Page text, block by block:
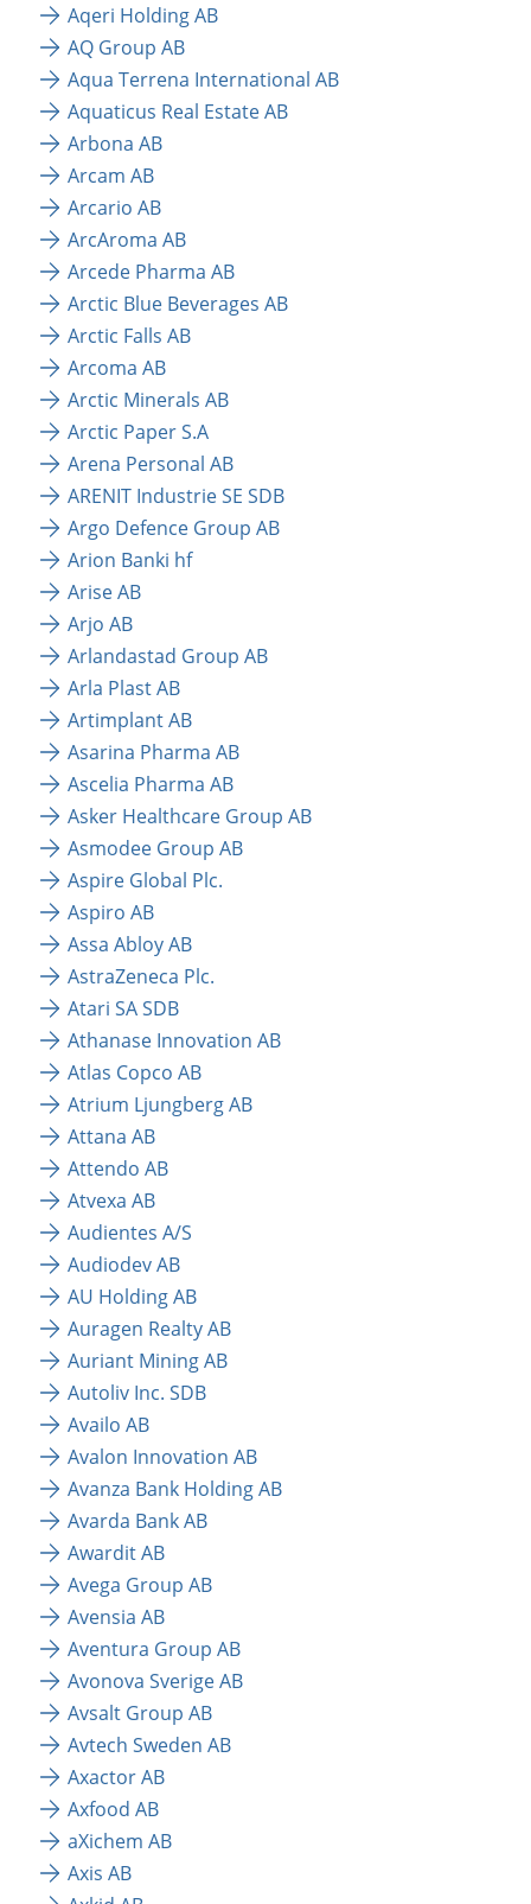
Aqeri Holding AB
AQ Group AB
Aqua Terrena International AB
Aquaticus Real Estate AB
Arbona AB
Arcam AB
Arcario AB
ArcAroma AB
Arcede Pharma AB
Arctic Blue Beverages AB
Arctic Falls AB
Arcoma AB
Arctic Minerals AB
Arctic Paper S.A
Arena Personal AB
ARENIT Industrie SE SDB
Argo Defence Group AB
Arion Banki hf
Arise AB
Arjo AB
Arlandastad Group AB
Arla Plast AB
Artimplant AB
Asarina Pharma AB
Ascelia Pharma AB
Asker Healthcare Group AB
Asmodee Group AB
Aspire Global Plc.
Aspiro AB
Assa Abloy AB
AstraZeneca Plc.
Atari SA SDB
Athanase Innovation AB
Atlas Copco AB
Atrium Ljungberg AB
Attana AB
Attendo AB
Atvexa AB
Audientes A/S
Audiodev AB
AU Holding AB
Auragen Realty AB
Auriant Mining AB
Autoliv Inc. SDB
Availo AB
Avalon Innovation AB
Avanza Bank Holding AB
Avarda Bank AB
Awardit AB
Avega Group AB
Avensia AB
Aventura Group AB
Avonova Sverige AB
Avsalt Group AB
Avtech Sweden AB
Axactor AB
Axfood AB
aXichem AB
Axis AB